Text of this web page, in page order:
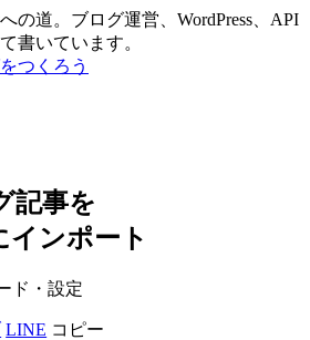
の道。ブログ運営、WordPress、API
書いています。
つくろう
記事を
インポート
ド・設定
LINE コピー